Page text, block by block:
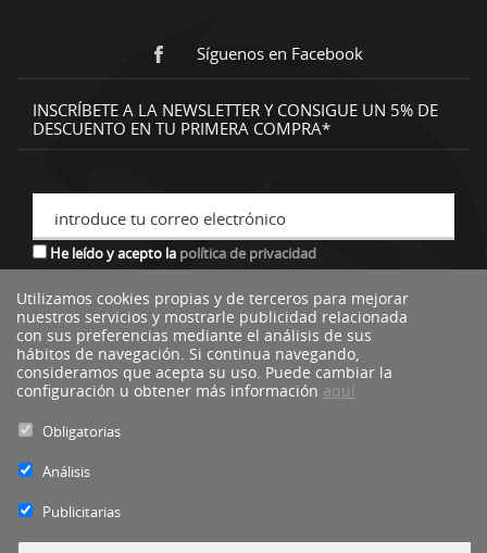
Síguenos en Facebook
INSCRÍBETE A LA NEWSLETTER Y CONSIGUE UN 5% DE
DESCUENTO EN TU PRIMERA COMPRA*
introduce tu correo electrónico
He leído y acepto la política de privacidad
*descuento no acumulable a otras ofertas o promociones.
Utilizamos cookies propias y de terceros para mejorar
nuestros servicios y mostrarle publicidad relacionada
con sus preferencias mediante el análisis de sus
hábitos de navegación. Si continua navegando,
consideramos que acepta su uso. Puede cambiar la
configuración u obtener más información aquí
Obligatorias
Análisis
Publicitarias